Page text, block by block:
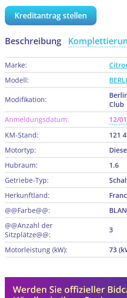
Kreditantrag stellen
Beschreibung
Marke:
Modell:
Modifikation:
Club
Anmeldungsdatum:
12/
KM-Stand:
121
Motortyp:
Hubraum:
1.6
Getriebe-Typ:
Herkunftland:
@@Farbe@@:
@@Anzahl der
Sitzplätze@@:
3
Motorleistung (kW): 73